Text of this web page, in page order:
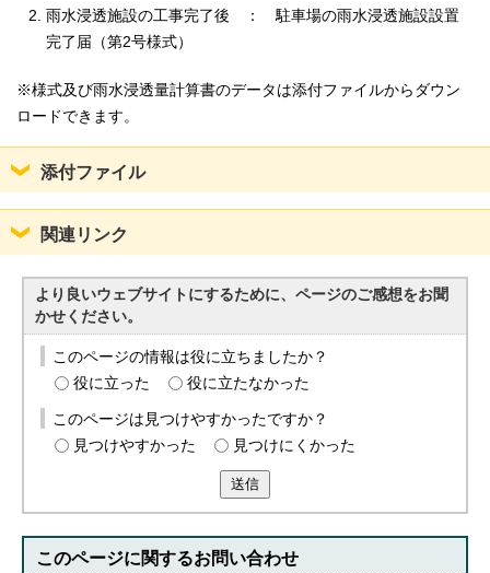
雨水浸透施設の工事完了後 ： 駐車場の雨水浸透施設設置
完了届（第2号様式）
※様式及び雨水浸透量計算書のデータは添付ファイルからダウン
ロードできます。
添付ファイル
関連リンク
より良いウェブサイトにするために、ページのご感想をお聞
かせください。
このページの情報は役に立ちましたか？
役に立った
役に立たなかった
このページは見つけやすかったですか？
見つけやすかった
見つけにくかった
送信
このページに関するお問い合わせ